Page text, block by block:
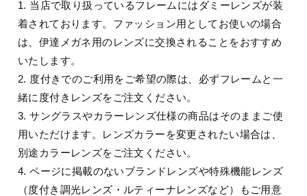
1. 当店で取り扱っているフレームにはダミーレンズが装
着されております。ファッション用としてお使いの場合
は、伊達メガネ用のレンズに交換されることをおすすめ
いたします。
2. 度付きでのご利用をご希望の際は、必ずフレームと一
緒に度付きレンズをご注文ください。
3. サングラスやカラーレンズ仕様の商品はそのままご使
用いただけます。レンズカラーを変更されたい場合は、
別途カラーレンズをご注文ください。
4. ページに掲載のないブランドレンズや特殊機能レンズ
（度付き調光レンズ・ルティーナレンズなど）もご用意